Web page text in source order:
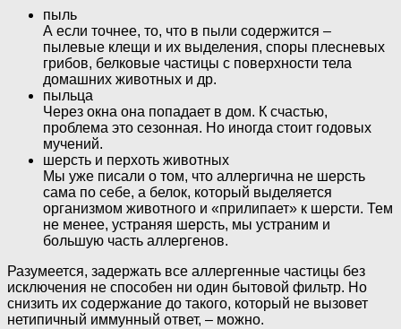
пыль
А если точнее, то, что в пыли содержится –
пылевые клещи и их выделения, споры плесневых
грибов, белковые частицы с поверхности тела
домашних животных и др.
пыльца
Через окна она попадает в дом. К счастью,
проблема это сезонная. Но иногда стоит годовых
мучений.
шерсть и перхоть животных
Мы уже писали о том, что аллергична не шерсть
сама по себе, а белок, который выделяется
организмом животного и «прилипает» к шерсти. Тем
не менее, устраняя шерсть, мы устраним и
большую часть аллергенов.
Разумеется, задержать все аллергенные частицы без
исключения не способен ни один бытовой фильтр. Но
снизить их содержание до такого, который не вызовет
нетипичный иммунный ответ, – можно.